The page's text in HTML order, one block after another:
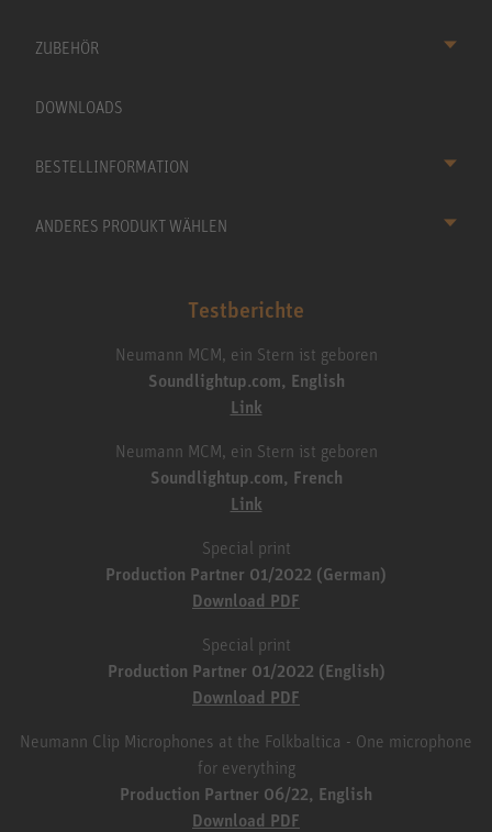
ZUBEHÖR
DOWNLOADS
BESTELLINFORMATION
ANDERES PRODUKT WÄHLEN
Testberichte
Neumann MCM, ein Stern ist geboren
Soundlightup.com, English
Link
Neumann MCM, ein Stern ist geboren
Soundlightup.com, French
Link
Special print
Production Partner 01/2022 (German)
Download PDF
Special print
Production Partner 01/2022 (English)
Download PDF
Neumann Clip Microphones at the Folkbaltica - One microphone
for everything
Production Partner 06/22, English
Download PDF